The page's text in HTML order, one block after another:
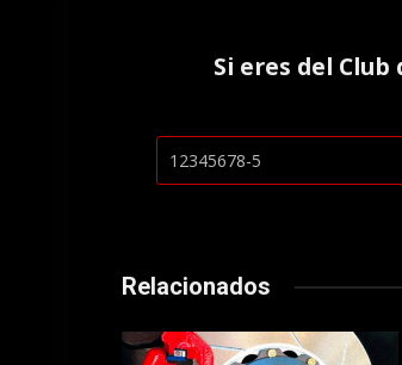
Si eres del Club
Relacionados